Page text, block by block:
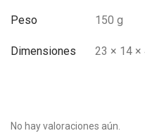
Peso 150 g
Dimensiones 23 × 14 ×
No hay valoraciones aún.